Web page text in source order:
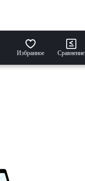
Избранное Сравнение